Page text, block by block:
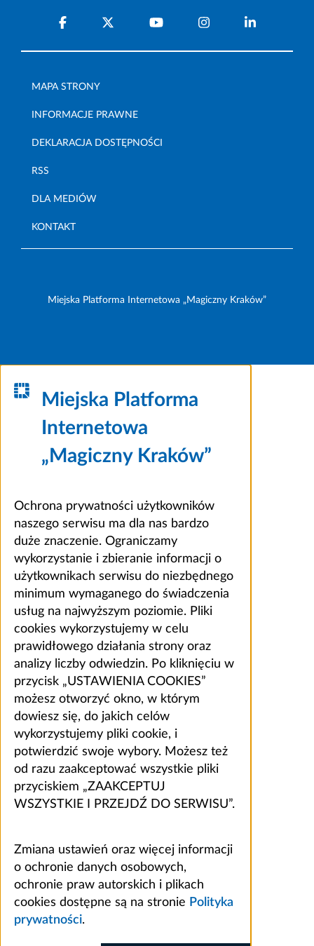
MAPA STRONY
INFORMACJE PRAWNE
DEKLARACJA DOSTĘPNOŚCI
RSS
DLA MEDIÓW
KONTAKT
Miejska Platforma Internetowa „Magiczny Kraków”
Miejska Platforma
Internetowa
„Magiczny Kraków”
Ochrona prywatności użytkowników
naszego serwisu ma dla nas bardzo
duże znaczenie. Ograniczamy
wykorzystanie i zbieranie informacji o
użytkownikach serwisu do niezbędnego
minimum wymaganego do świadczenia
usług na najwyższym poziomie. Pliki
cookies wykorzystujemy w celu
prawidłowego działania strony oraz
analizy liczby odwiedzin. Po kliknięciu w
przycisk „USTAWIENIA COOKIES”
możesz otworzyć okno, w którym
dowiesz się, do jakich celów
wykorzystujemy pliki cookie, i
potwierdzić swoje wybory. Możesz też
od razu zaakceptować wszystkie pliki
przyciskiem „ZAAKCEPTUJ
WSZYSTKIE I PRZEJDŹ DO SERWISU”.
Zmiana ustawień oraz więcej informacji
o ochronie danych osobowych,
ochronie praw autorskich i plikach
cookies dostępne są na stronie Polityka
prywatności.